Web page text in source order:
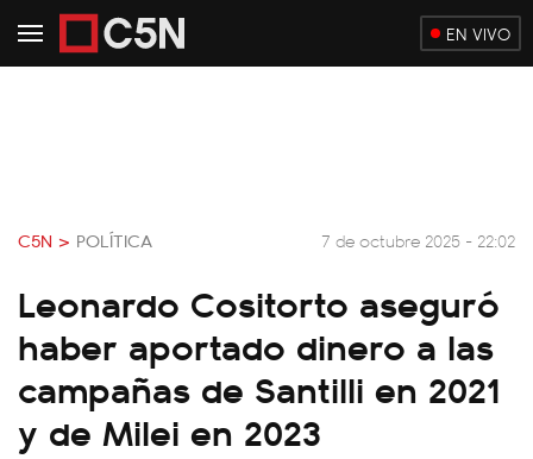
EN VIVO
C5N > POLÍTICA 7 de octubre 2025 - 22:02
Leonardo Cositorto aseguró
haber aportado dinero a las
campañas de Santilli en 2021
y de Milei en 2023